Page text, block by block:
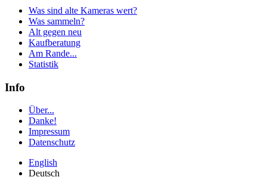
Was sind alte Kameras wert?
Was sammeln?
Alt gegen neu
Kaufberatung
Am Rande...
Statistik
Info
Über...
Danke!
Impressum
Datenschutz
English
Deutsch